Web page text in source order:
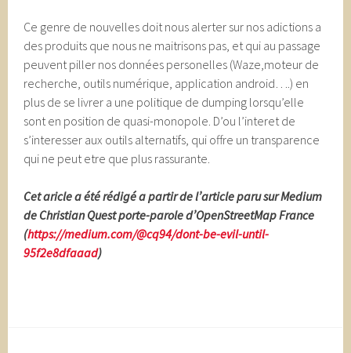
Ce genre de nouvelles doit nous alerter sur nos adictions a
des produits que nous ne maitrisons pas, et qui au passage
peuvent piller nos données personelles (Waze,moteur de
recherche, outils numérique, application android….) en
plus de se livrer a une politique de dumping lorsqu’elle
sont en position de quasi-monopole. D’ou l’interet de
s’interesser aux outils alternatifs, qui offre un transparence
qui ne peut etre que plus rassurante.
Cet aricle a été rédigé a partir de l’article paru sur Medium
de Christian Quest porte-parole d’OpenStreetMap France
(https://medium.com/@cq94/dont-be-evil-until-
95f2e8dfaaad)